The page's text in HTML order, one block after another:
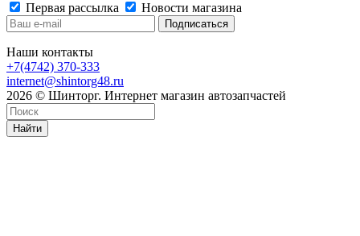
Первая рассылка
Новости магазина
Наши контакты
+7(4742) 370-333
internet@shintorg48.ru
2026 © Шинторг. Интернет магазин автозапчастей
Найти